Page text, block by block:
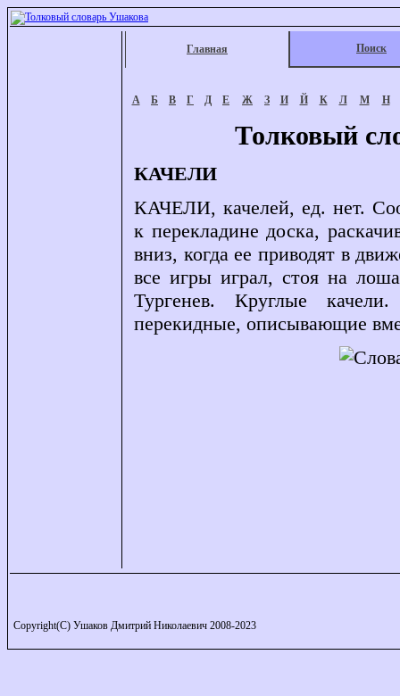
Главная Поиск
А Б В Г Д Е Ж З И Й К Л М Н
Толковый
КАЧЕЛИ
КАЧЕЛИ, качелей, ед. нет.
к перекладине доска,
вниз, когда ее приводят в
все игры играл, стоя на
Тургенев. Круглые
перекидные, описывающие
Copyright(C) Ушаков Дмитрий Николаевич 2008-2023